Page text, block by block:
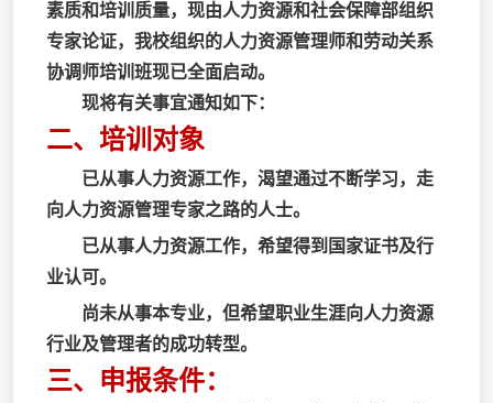
素质和培训质量，现由人力资源和社会保障部组织
专家论证，我校组织的人力资源管理师和劳动关系
协调师培训班现已全面启动。
现将有关事宜通知如下：
二、 培训对象
已从事人力资源工作，渴望通过不断学习，走
向人力资源管理专家之路的人士。
已从事人力资源工作，希望得到国家证书及行
业认可。
尚未从事本专业，但希望职业生涯向人力资源
行业及管理者的成功转型。
三、 申报条件：